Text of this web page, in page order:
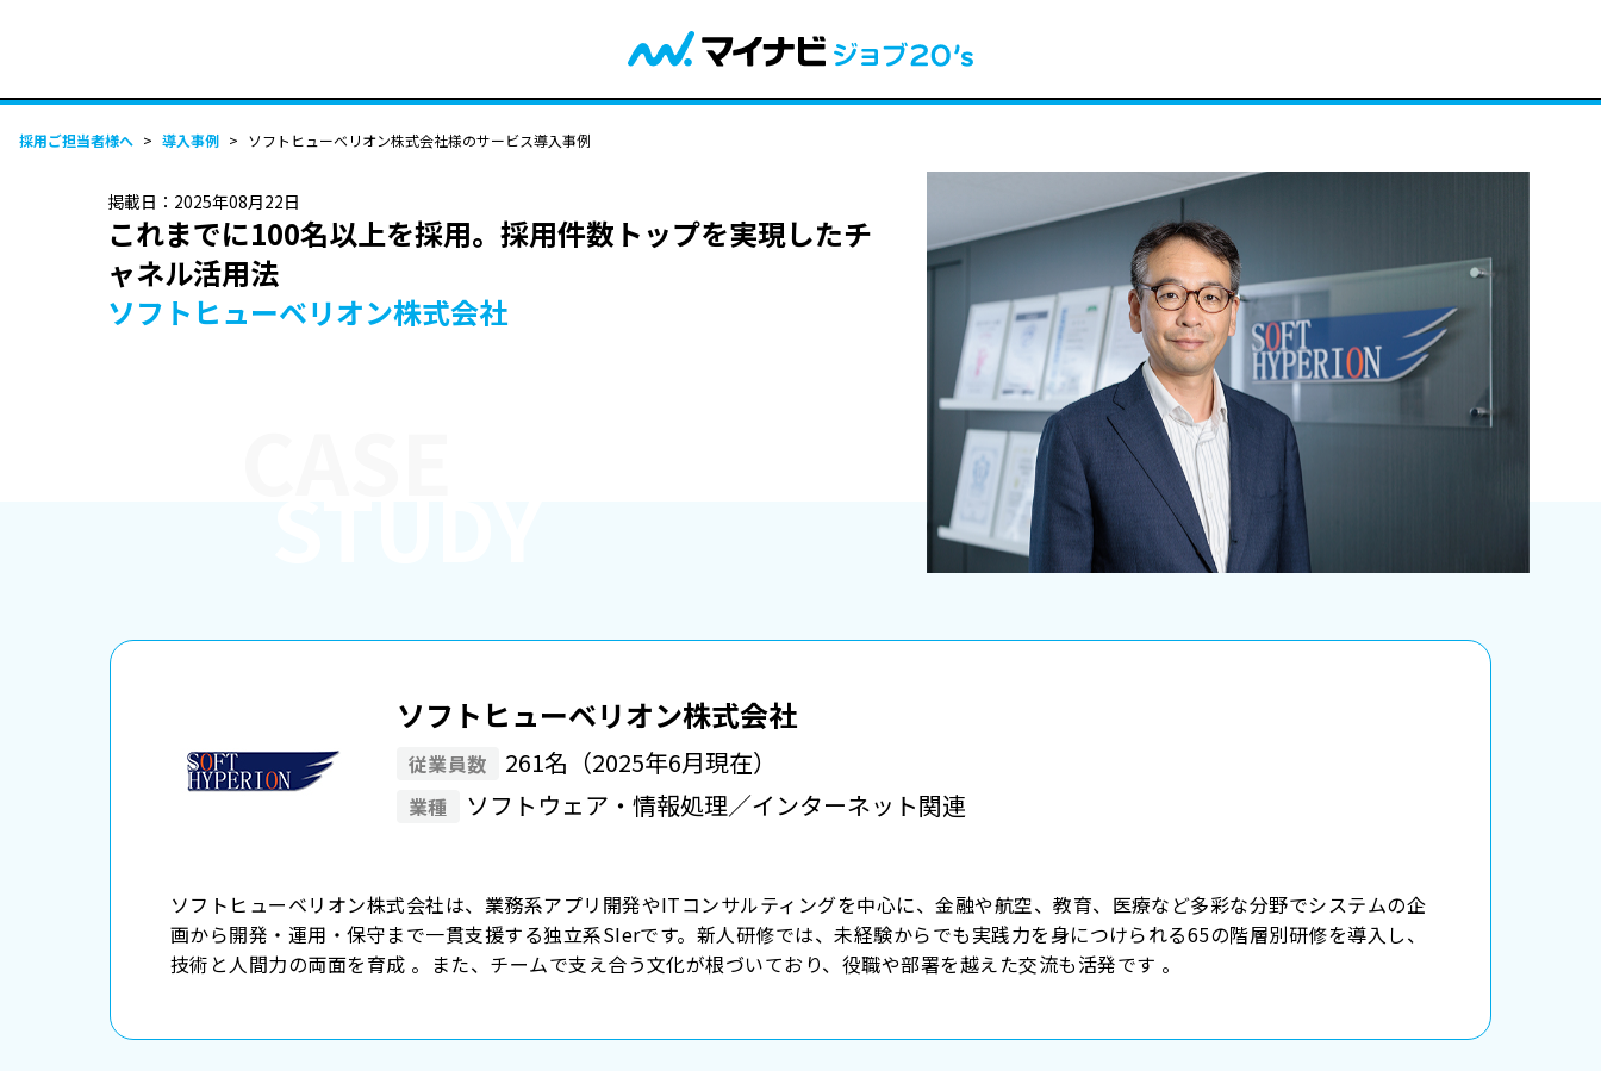
採用ご担当者様へ > 導入事例 > ソフトヒューベリオン株式会社様のサービス導入事例
掲載日： 2025年08月22日
これまでに100名以上を採用。採用件数トップを実現したチ
ャネル活用法
ソフトヒューベリオン株式会社
ソフトヒューベリオン株式会社
従業員数 261名（2025年6月現在）
業種 ソフトウェア・情報処理／インターネット関連
ソフトヒューベリオン株式会社は、業務系アプリ開発やITコンサルティングを中心に、金融や航空、教育、医療など多彩な分野でシステムの企
画から開発・運用・保守まで一貫支援する独立系SIerです。新人研修では、未経験からでも実践力を身につけられる65の階層別研修を導入し、
技術と人間力の両面を育成 。また、チームで支え合う文化が根づいており、役職や部署を越えた交流も活発です 。